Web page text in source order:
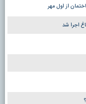
از اول مهر
اجرا شد